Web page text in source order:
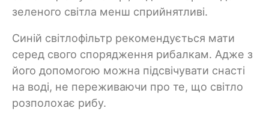
зеленого світла менш сприйнятливі.
Синій світлофільтр рекомендується мати
серед свого спорядження рибалкам. Адже з
його допомогою можна підсвічувати снасті
на воді, не переживаючи про те, що світло
розполохає рибу.